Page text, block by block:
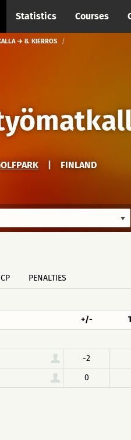
Statistics Courses
→ 8. KIERROS
FINLAND
PENALTIES
+/-
-2
0